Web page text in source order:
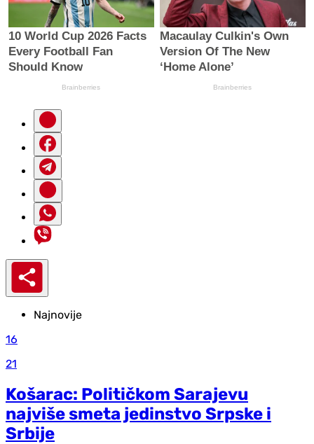
Najnovije
16
21
Košarac: Političkom Sarajevu
najviše smeta jedinstvo Srpske i
Srbije